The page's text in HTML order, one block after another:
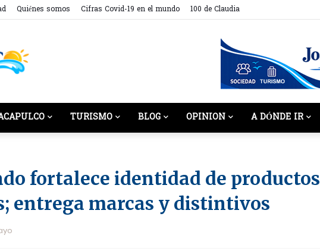
Quiénes somos Cifras Covid-19 en el mundo 100 de Claudia
TURISMO BLOG OPINION A DÓNDE IR
fortalece identidad de productos
entrega marcas y distintivos